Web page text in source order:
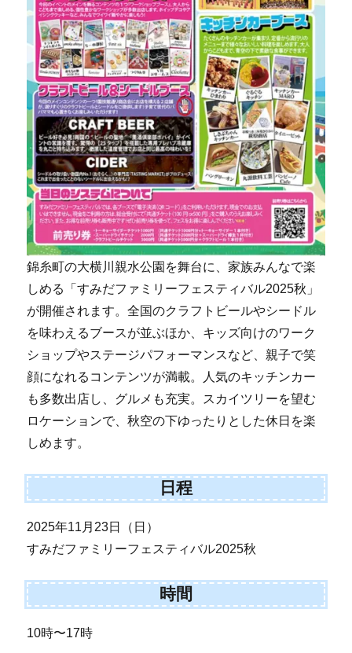
錦糸町の大横川親水公園を舞台に、家族みんなで楽
しめる「すみだファミリーフェスティバル2025秋」
が開催されます。全国のクラフトビールやシードル
を味わえるブースが並ぶほか、キッズ向けのワーク
ショップやステージパフォーマンスなど、親子で笑
顔になれるコンテンツが満載。人気のキッチンカー
も多数出店し、グルメも充実。スカイツリーを望む
ロケーションで、秋空の下ゆったりとした休日を楽
しめます。
日程
2025年11月23日（日）
すみだファミリーフェスティバル2025秋
時間
10時〜17時